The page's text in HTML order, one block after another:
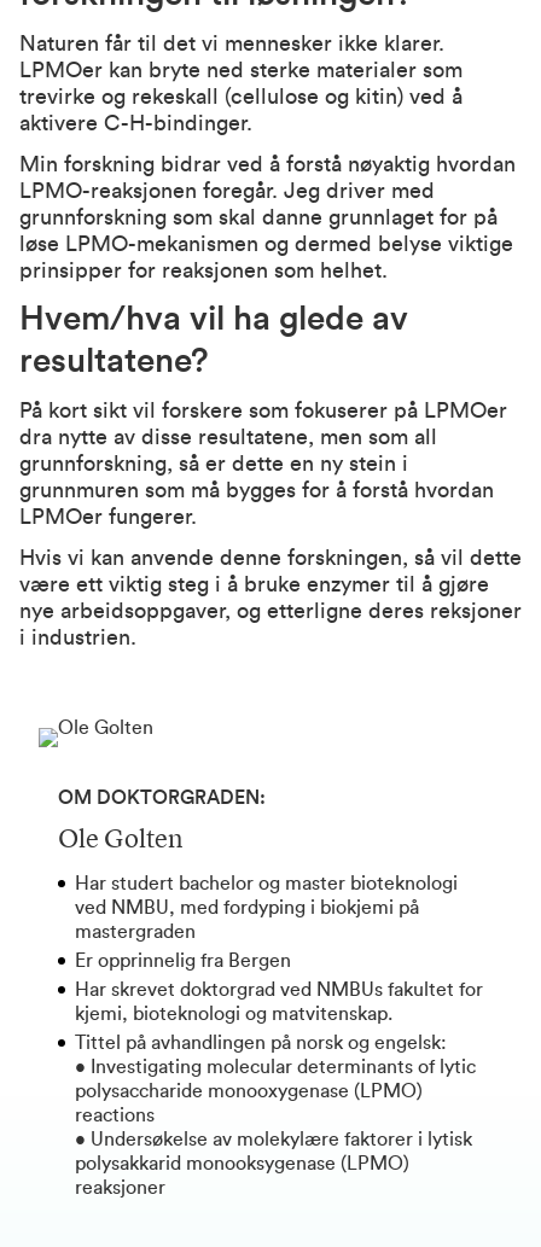
Naturen får til det vi mennesker ikke klarer.
LPMOer kan bryte ned sterke materialer som
trevirke og rekeskall (cellulose og kitin) ved å
aktivere C-H-bindinger.
Min forskning bidrar ved å forstå nøyaktig hvordan
LPMO-reaksjonen foregår. Jeg driver med
grunnforskning som skal danne grunnlaget for på
løse LPMO-mekanismen og dermed belyse viktige
prinsipper for reaksjonen som helhet.
Hvem/hva vil ha glede av
resultatene?
På kort sikt vil forskere som fokuserer på LPMOer
dra nytte av disse resultatene, men som all
grunnforskning, så er dette en ny stein i
grunnmuren som må bygges for å forstå hvordan
LPMOer fungerer.
Hvis vi kan anvende denne forskningen, så vil dette
være ett viktig steg i å bruke enzymer til å gjøre
nye arbeidsoppgaver, og etterligne deres reksjoner
i industrien.
OM DOKTORGRADEN:
Ole Golten
Har studert bachelor og master bioteknologi
ved NMBU, med fordyping i biokjemi på
mastergraden
Er opprinnelig fra Bergen
Har skrevet doktorgrad ved NMBUs fakultet for
kjemi, bioteknologi og matvitenskap.
Tittel på avhandlingen på norsk og engelsk:
• Investigating molecular determinants of lytic
polysaccharide monooxygenase (LPMO)
reactions
• Undersøkelse av molekylære faktorer i lytisk
polysakkarid monooksygenase (LPMO)
reaksjoner